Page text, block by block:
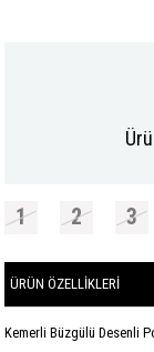
1 2 3
ÜRÜN ÖZELLIKLERI
Kemerli Büzgülü Desenli